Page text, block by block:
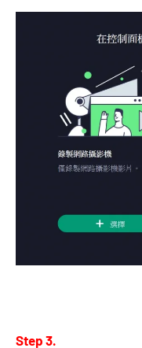
Step 3.